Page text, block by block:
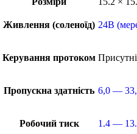
Живлення (соленоїд) 24В
Керування протоком
Пропускна здатність 6,0 —
Робочий тиск 1.4 —